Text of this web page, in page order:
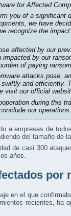
for Affected
you of a significant
we have
recognize the
affected by our
by our
of paying
attacks pose,
and efficiently.
visit our official
during this
our operations.
a empresas de
del tamaño de
de casi 300
años.
por
en el que
recientes, ha